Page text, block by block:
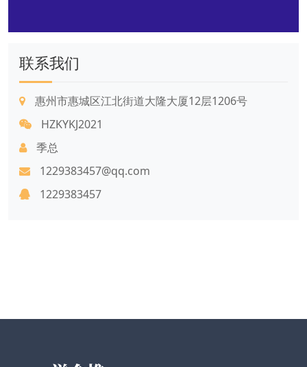
联系我们
惠州市惠城区江北街道大隆大厦12层1206号
HZKYKJ2021
季总
1229383457@qq.com
1229383457